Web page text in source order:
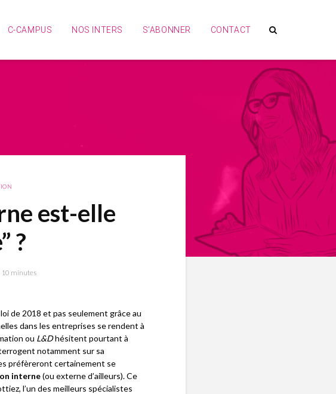
C-CAMPUS NOS INTERS S’ABONNER CONTACT
est-elle
?
10 minutes
de 2018 et pas seulement grâce au
dans les entreprises se rendent à
ou L&Dhésitent pourtant à
notamment sur sa
préfèreront certainement se
interne(ou externe d’ailleurs). Ce
l’un des meilleurs spécialistes